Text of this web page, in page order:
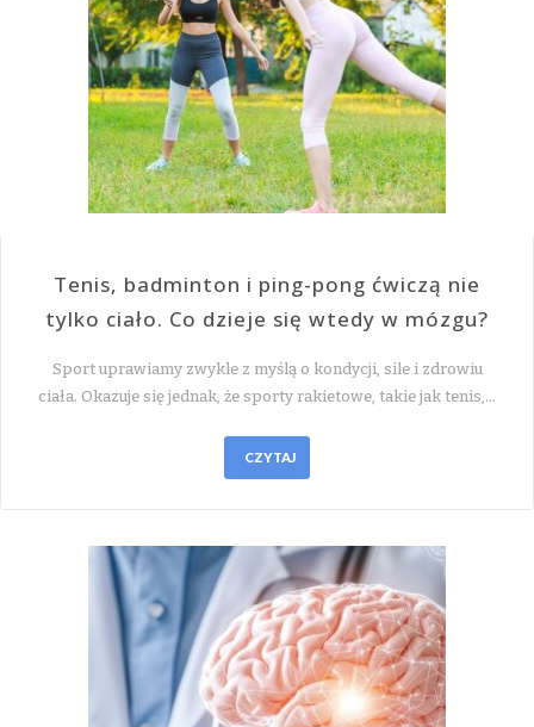
Tenis, badminton i ping-pong ćwiczą nie
tylko ciało. Co dzieje się wtedy w mózgu?
Sport uprawiamy zwykle z myślą o kondycji, sile i zdrowiu
ciała. Okazuje się jednak, że sporty rakietowe, takie jak tenis,…
CZYTAJ